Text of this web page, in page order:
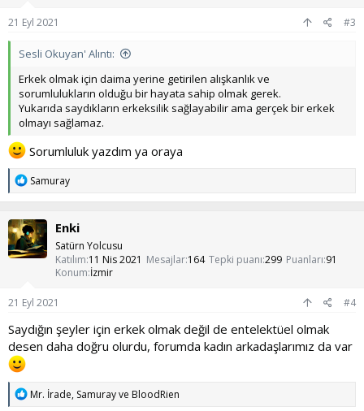
21 Eyl 2021 #3
Sesli Okuyan' Alıntı:
Erkek olmak için daima yerine getirilen alışkanlık ve
sorumlulukların olduğu bir hayata sahip olmak gerek.
Yukarıda saydıkların erkeksilik sağlayabilir ama gerçek bir erkek
olmayı sağlamaz.
Sorumluluk yazdım ya oraya
T
p
k
i
l
e
Samuray
Enki
Satürn Yolcusu
Katılım 11 Nis 2021 Mesajlar 164 Tepki puanı 299 Puanları 91
Konum İzmir
21 Eyl 2021 #4
Saydığın şeyler için erkek olmak değil de entelektüel olmak
desen daha doğru olurdu, forumda kadın arkadaşlarımız da var
T
Mr. İrade, Samurayve BloodRien